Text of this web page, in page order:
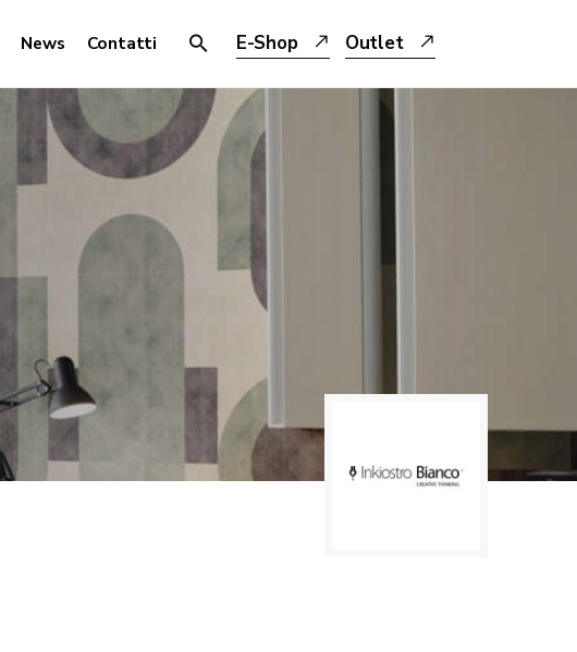
News Contatti E-Shop Outlet